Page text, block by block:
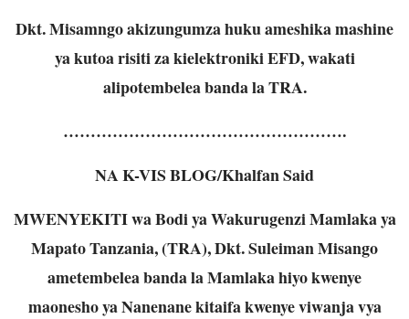
Dkt. Misamngo akizungumza huku ameshika mashine
ya kutoa risiti za kielektroniki EFD, wakati
alipotembelea banda la TRA.
…………………………………………….
NA K-VIS BLOG/Khalfan Said
MWENYEKITI wa Bodi ya Wakurugenzi Mamlaka ya
Mapato Tanzania, (TRA), Dkt. Suleiman Misango
ametembelea banda la Mamlaka hiyo kwenye
maonesho ya Nanenane kitaifa kwenye viwanja vya